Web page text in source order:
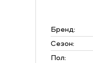
Бренд:
Сезон:
Пол: